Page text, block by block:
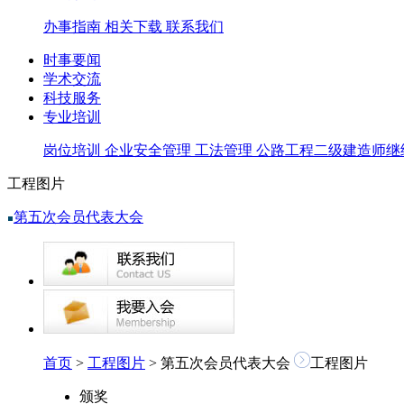
办事指南 相关下载 联系我们
时事要闻
学术交流
科技服务
专业培训
岗位培训 企业安全管理 工法管理 公路工程二级建造师继
工程图片
第五次会员代表大会
首页 > 工程图片 > 第五次会员代表大会 工程图片
颁奖